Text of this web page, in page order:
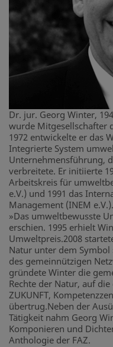
Dr. jur. Georg Winter,
wurde Mitgesellschafter
1972 entwickelte er das
Integrierte System
Unternehmensführung,
verbreitete. Er initiierte
Arbeitskreis für
e.V.) und 1991 das
Management (INEM
»Das umweltbewusste
erschien. 1995 erhielt
Umweltpreis.2008
Natur unter dem
des gemeinnützigen
gründete Winter die
Rechte der Natur, auf
ZUKUNFT,
übertrug.Neben der
Tätigkeit nahm Georg
Komponieren und
Anthologie der FAZ.